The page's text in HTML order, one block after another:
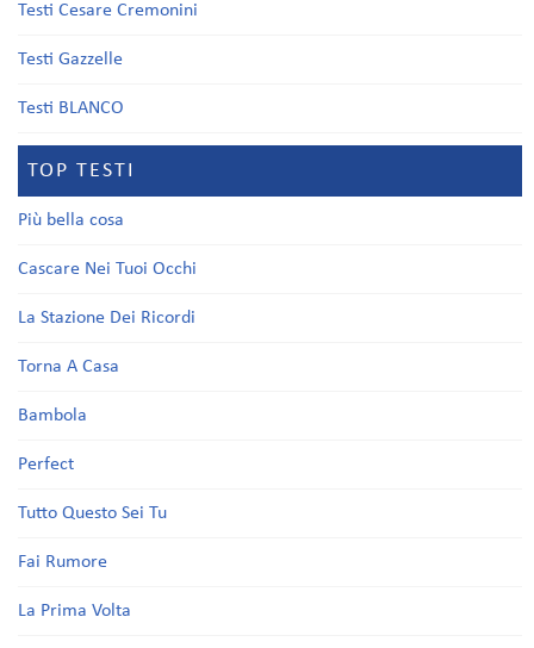
Testi Cesare Cremonini
Testi Gazzelle
Testi BLANCO
TOP TESTI
Più bella cosa
Cascare Nei Tuoi Occhi
La Stazione Dei Ricordi
Torna A Casa
Bambola
Perfect
Tutto Questo Sei Tu
Fai Rumore
La Prima Volta